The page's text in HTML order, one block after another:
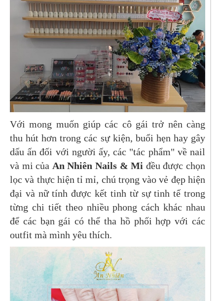
Với mong muốn giúp các cô gái trở nên càng
thu hút hơn trong các sự kiện, buổi hẹn hay gây
dấu ấn đối với người ấy, các "tác phẩm" về nail
và mi của An Nhiên Nails & Mi đều được chọn
lọc và thực hiện tỉ mỉ, chú trọng vào vẻ đẹp hiện
đại và nữ tính được kết tinh từ sự tinh tế trong
từng chi tiết theo nhiều phong cách khác nhau
để các bạn gái có thể tha hồ phối hợp với các
outfit mà mình yêu thích.